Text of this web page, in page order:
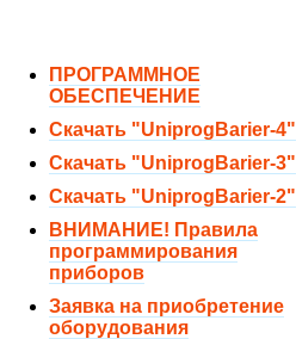
ПРОГРАММНОЕ
ОБЕСПЕЧЕНИЕ
Скачать "UniprogBarier-4"
Скачать "UniprogBarier-3"
Скачать "UniprogBarier-2"
ВНИМАНИЕ! Правила
программирования
приборов
Заявка на приобретение
оборудования